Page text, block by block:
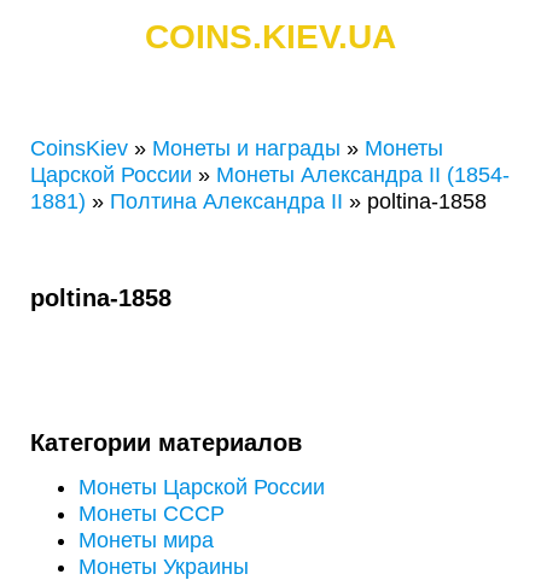
COINS.KIEV.UA
CoinsKiev » Монеты и награды » Монеты
Царской России » Монеты Александра II (1854-
1881) » Полтина Александра ІІ » poltina-1858
poltina-1858
Категории материалов
Монеты Царской России
Монеты СССР
Монеты мира
Монеты Украины